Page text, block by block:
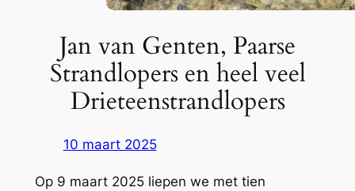
Jan van Genten, Paarse
Strandlopers en heel veel
Drieteenstrandlopers
10 maart 2025
Op 9 maart 2025 liepen we met tien